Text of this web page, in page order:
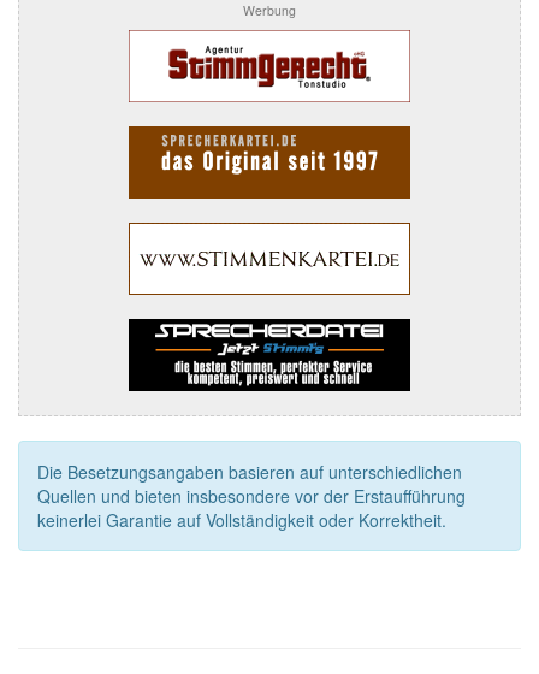
Werbung
Die Besetzungsangaben basieren auf unterschiedlichen
Quellen und bieten insbesondere vor der Erstaufführung
keinerlei Garantie auf Vollständigkeit oder Korrektheit.